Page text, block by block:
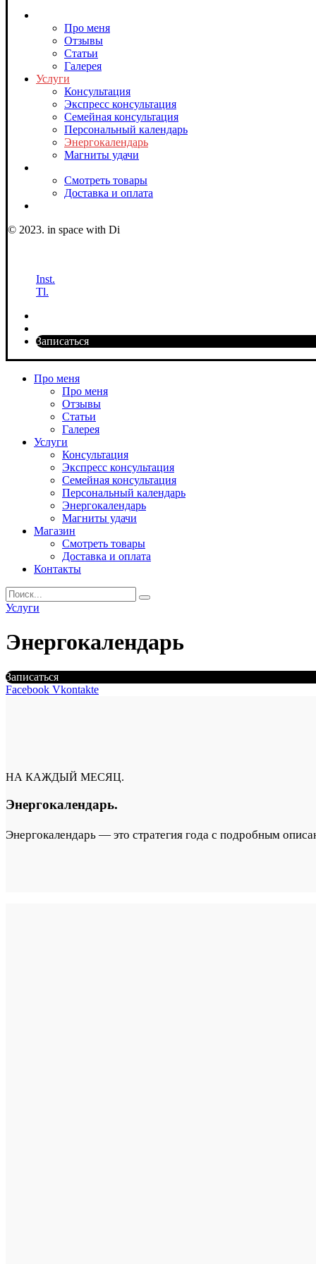
Про меня
Отзывы
Статьи
Галерея
Услуги
Консультация
Экспресс консультация
Семейная консультация
Персональный календарь
Энергокалендарь
Магниты удачи
Смотреть товары
Доставка и оплата
© 2023. in space with Di
Inst.
Tl.
Записаться
Про меня
Про меня
Отзывы
Статьи
Галерея
Услуги
Консультация
Экспресс консультация
Семейная консультация
Персональный календарь
Энергокалендарь
Магниты удачи
Магазин
Смотреть товары
Доставка и оплата
Контакты
Search
for
Услуги
Энергокалендарь
Записаться
Facebook Vkontakte
НА КАЖДЫЙ МЕСЯЦ.
Энергокалендарь.
Энергокалендарь — это стратегия года с подробным